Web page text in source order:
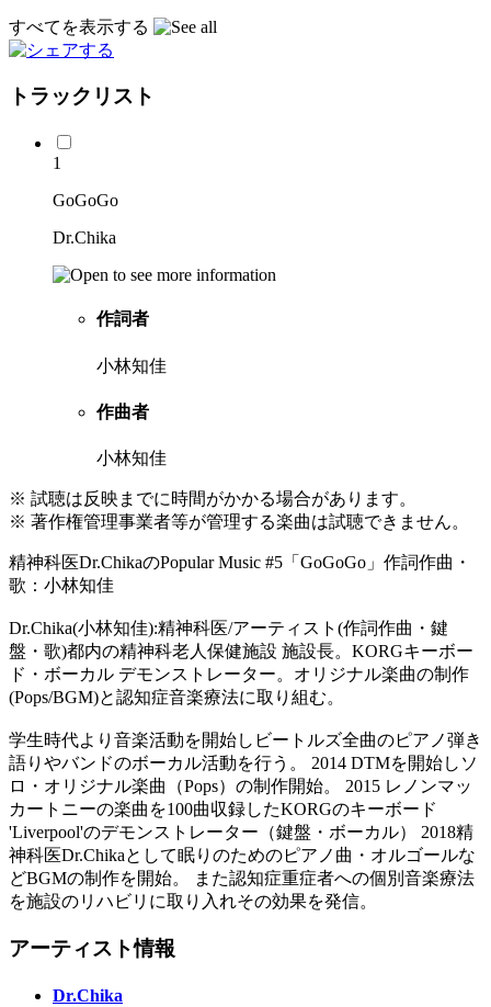
すべてを表示する
トラックリスト
1
GoGoGo
Dr.Chika
作詞者
小林知佳
作曲者
小林知佳
※ 試聴は反映までに時間がかかる場合があります。
※ 著作権管理事業者等が管理する楽曲は試聴できません。
精神科医Dr.ChikaのPopular Music #5「GoGoGo」作詞作曲・
歌：小林知佳
Dr.Chika(小林知佳):精神科医/アーティスト(作詞作曲・鍵
盤・歌)都内の精神科老人保健施設 施設長。KORGキーボー
ド・ボーカル デモンストレーター。オリジナル楽曲の制作
(Pops/BGM)と認知症音楽療法に取り組む。
学生時代より音楽活動を開始しビートルズ全曲のピアノ弾き
語りやバンドのボーカル活動を行う。 2014 DTMを開始しソ
ロ・オリジナル楽曲（Pops）の制作開始。 2015 レノンマッ
カートニーの楽曲を100曲収録したKORGのキーボード
'Liverpool'のデモンストレーター（鍵盤・ボーカル） 2018精
神科医Dr.Chikaとして眠りのためのピアノ曲・オルゴールな
どBGMの制作を開始。 また認知症重症者への個別音楽療法
を施設のリハビリに取り入れその効果を発信。
アーティスト情報
Dr.Chika